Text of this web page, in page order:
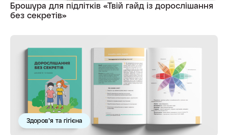
Брошура для підлітків «Твій гайд із дорослішання
без секретів»
Здоров’я та гігієна